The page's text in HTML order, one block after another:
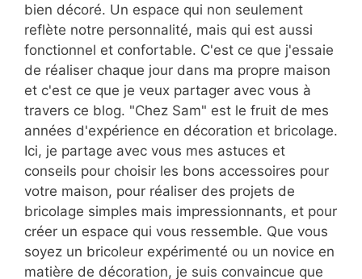
bien décoré. Un espace qui non seulement
reflète notre personnalité, mais qui est aussi
fonctionnel et confortable. C'est ce que j'essaie
de réaliser chaque jour dans ma propre maison
et c'est ce que je veux partager avec vous à
travers ce blog. "Chez Sam" est le fruit de mes
années d'expérience en décoration et bricolage.
Ici, je partage avec vous mes astuces et
conseils pour choisir les bons accessoires pour
votre maison, pour réaliser des projets de
bricolage simples mais impressionnants, et pour
créer un espace qui vous ressemble. Que vous
soyez un bricoleur expérimenté ou un novice en
matière de décoration, je suis convaincue que